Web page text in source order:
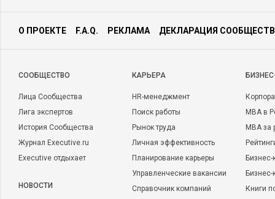
О ПРОЕКТЕ F.A.Q. РЕКЛАМА ДЕКЛАРАЦИЯ
CООБЩЕСТВО
Лица Сообщества
Лига экспертов
История Сообщества
Журнал Executive.ru
Executive отдыхает
НОВОСТИ
КАРЬЕРА
HR-менеджмент
Поиск работы
Рынок труда
Личная эффективность
Планирование карьеры
Управленческие вакансии
Справочник компаний
MBA в
MBA
Бизнес-
Книги